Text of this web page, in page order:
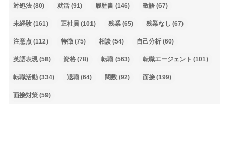
対処法(80) 就活(91) 履歴書(146) 敬語(67)
未経験(161) 正社員 (101) 残業(65) 残業なし (67)
注意点(112) 特徴(75) 相談(54) 自己分析(60)
英語表現(58) 資格(78) 転職(563) 転職エージェント (101)
転職活動(334) 退職(64) 関数(92) 面接(199)
面接対策(59)